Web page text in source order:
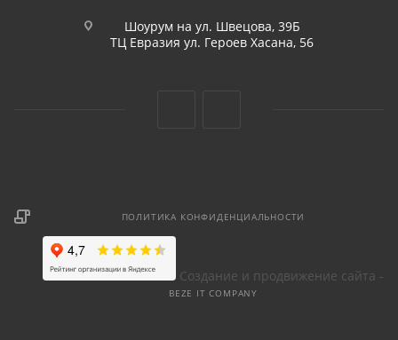
Шоурум на ул. Швецова, 39Б
ТЦ Евразия ул. Героев Хасана, 56
ПОЛИТИКА КОНФИДЕНЦИАЛЬНОСТИ
Создание и продвижение сайта -
BEZE IT COMPANY